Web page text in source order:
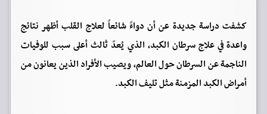
كشفت دراسة جديدة عن أن دواءً شائعاً لعلاج القلب أظهر نتائج
واعدة في علاج سرطان الكبد، الذي يُعدّ ثالث أعلى سبب للوفيات
الناجمة عن السرطان حول العالم، ويصيب الأفراد الذين يعانون من
أمراض الكبد المزمنة مثل تليف الكبد.